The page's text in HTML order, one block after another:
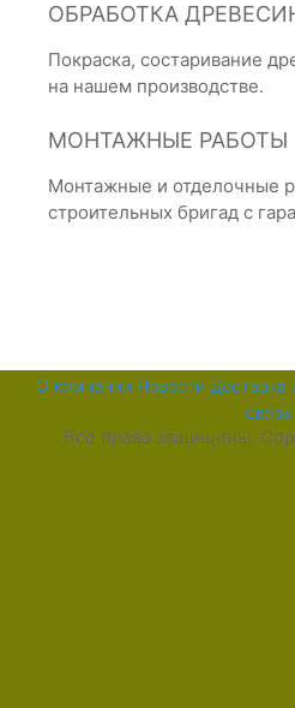
ОБРАБОТКА
Покраска, состаривание
на нашем производстве.
МОНТАЖНЫЕ РАБОТЫ
Монтажные и отделочные
строительных бригад с
О компании Новости Доставка
связь
Все права защищены.